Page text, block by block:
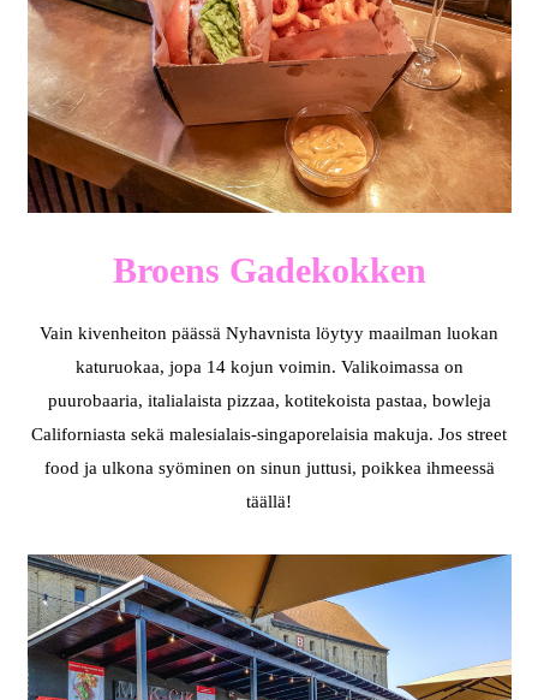
Broens Gadekokken
Vain kivenheiton päässä Nyhavnista löytyy maailman luokan
katuruokaa, jopa 14 kojun voimin. Valikoimassa on
puurobaaria, italialaista pizzaa, kotitekoista pastaa, bowleja
Californiasta sekä malesialais-singaporelaisia makuja. Jos street
food ja ulkona syöminen on sinun juttusi, poikkea ihmeessä
täällä!